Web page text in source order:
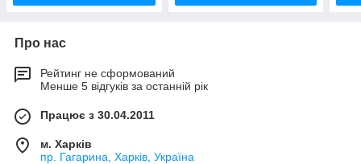
Про нас
Рейтинг не сформований
Менше 5 відгуків за останній рік
Працює з 30.04.2011
м. Харків
пр. Гагарина, Харків, Україна